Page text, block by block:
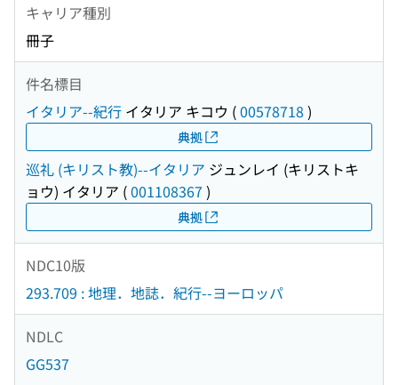
キャリア種別
冊子
件名標目
イタリア--紀行 イタリア キコウ (00578718 )
典拠
巡礼 (キリスト教)--イタリア ジュンレイ (キリストキ
ョウ) イタリア (001108367 )
典拠
NDC10版
293.709 : 地理．地誌．紀行--ヨーロッパ
NDLC
GG537